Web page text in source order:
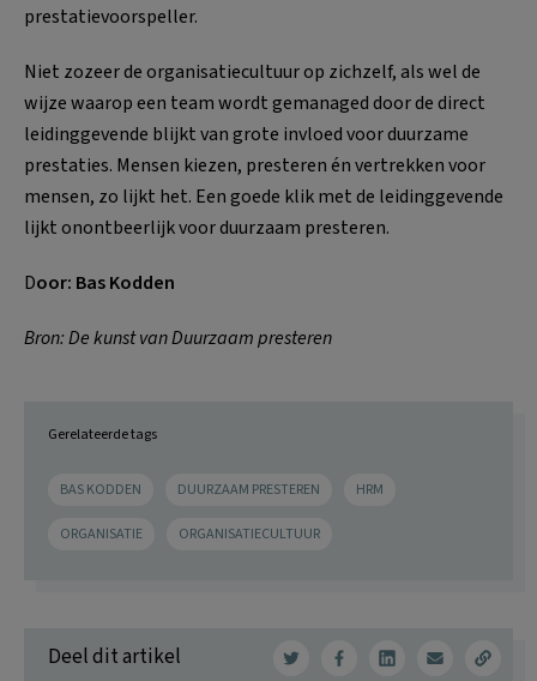
prestatievoorspeller.
Niet zozeer de organisatiecultuur op zichzelf, als wel de
wijze waarop een team wordt gemanaged door de direct
leidinggevende blijkt van grote invloed voor duurzame
prestaties. Mensen kiezen, presteren én vertrekken voor
mensen, zo lijkt het. Een goede klik met de leidinggevende
lijkt onontbeerlijk voor duurzaam presteren.
Door: Bas Kodden
Bron: De kunst van Duurzaam presteren
Gerelateerde tags
BAS KODDEN DUURZAAM PRESTEREN HRM
ORGANISATIE ORGANISATIECULTUUR
Deel dit artikel